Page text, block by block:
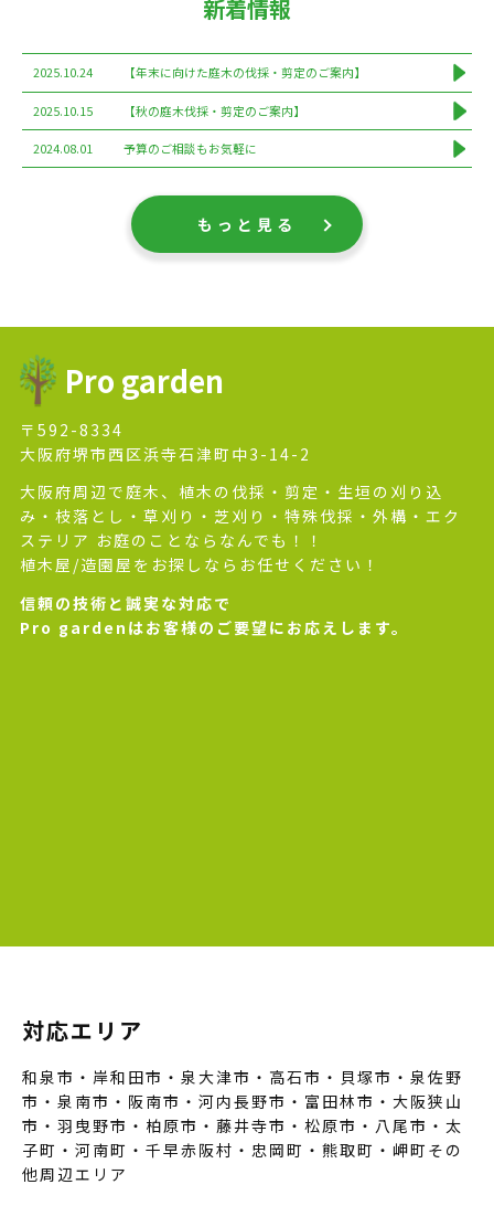
新着情報
2025.10.24 【年末に向けた庭木の伐採・剪定のご案内】
2025.10.15 【秋の庭木伐採・剪定のご案内】
2024.08.01 予算のご相談もお気軽に
もっと見る
Pro garden
〒592-8334
大阪府堺市西区浜寺石津町中3-14-2
大阪府周辺で庭木、植木の伐採・剪定・生垣の刈り込
み・枝落とし・草刈り・芝刈り・特殊伐採・外構・エク
ステリア お庭のことならなんでも！！
植木屋/造園屋をお探しならお任せください！
信頼の技術と誠実な対応で
Pro gardenはお客様のご要望にお応えします。
対応エリア
和泉市・岸和田市・泉大津市・高石市・貝塚市・泉佐野
市・泉南市・阪南市・河内長野市・富田林市・大阪狭山
市・羽曳野市・柏原市・藤井寺市・松原市・八尾市・太
子町・河南町・千早赤阪村・忠岡町・熊取町・岬町その
他周辺エリア